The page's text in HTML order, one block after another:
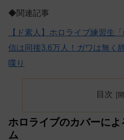
◆関連記事
【ド素人】ホロライブ練習生
信は同接3.6万人！ガワは無く
喋り
目次
ホロライブのカバーに
ム